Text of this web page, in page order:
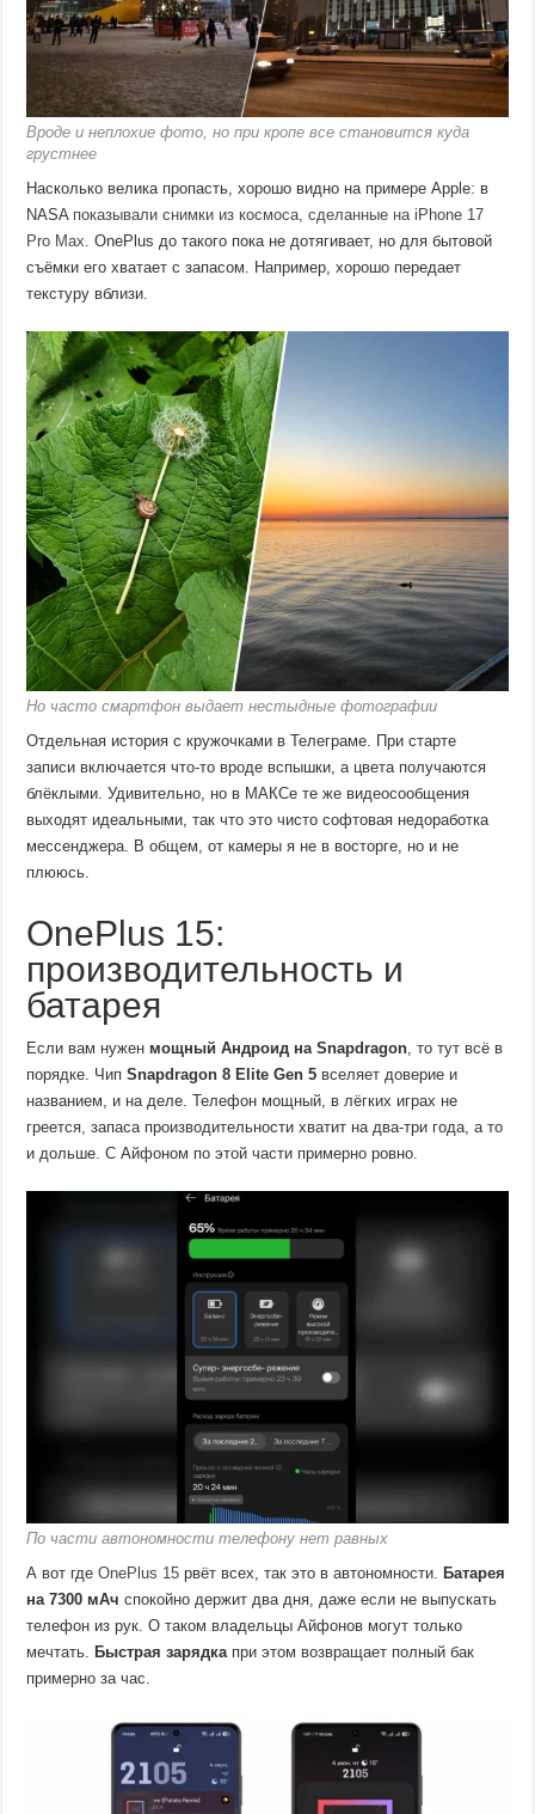
Вроде и неплохие фото, но при кропе все становится куда
грустнее
Насколько велика пропасть, хорошо видно на примере Apple: в
NASA показывали снимки из космоса, сделанные на iPhone 17
Pro Max. OnePlus до такого пока не дотягивает, но для бытовой
съёмки его хватает с запасом. Например, хорошо передает
текстуру вблизи.
Но часто смартфон выдает нестыдные фотографии
Отдельная история с кружочками в Телеграме. При старте
записи включается что-то вроде вспышки, а цвета получаются
блёклыми. Удивительно, но в МАКСе те же видеосообщения
выходят идеальными, так что это чисто софтовая недоработка
мессенджера. В общем, от камеры я не в восторге, но и не
плююсь.
OnePlus 15:
производительность и
батарея
Если вам нужен мощный Андроид на Snapdragon, то тут всё в
порядке. ЧипSnapdragon 8 Elite Gen 5 вселяет доверие и
названием, и на деле. Телефон мощный, в лёгких играх не
греется, запаса производительности хватит на два-три года, а то
и дольше. С Айфоном по этой части примерно ровно.
По части автономности телефону нет равных
А вот гдеOnePlus 15 рвёт всех, так это в автономности.Батарея
на 7300 мАч спокойно держит два дня, даже если не выпускать
телефон из рук. О таком владельцы Айфонов могут только
мечтать.Быстрая зарядка при этом возвращает полный бак
примерно за час.